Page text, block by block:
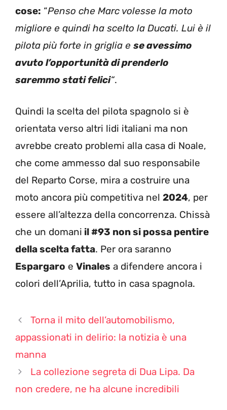
cose: “Penso che Marc volesse la moto
migliore e quindi ha scelto la Ducati. Lui è il
pilota più forte in griglia e se avessimo
avuto l’opportunità di prenderlo
saremmo stati felici“.
Quindi la scelta del pilota spagnolo si è
orientata verso altri lidi italiani ma non
avrebbe creato problemi alla casa di Noale,
che come ammesso dal suo responsabile
del Reparto Corse, mira a costruire una
moto ancora più competitiva nel 2024, per
essere all’altezza della concorrenza. Chissà
che un domani il #93 non si possa pentire
della scelta fatta. Per ora saranno
Espargaro e Vinales a difendere ancora i
colori dell’Aprilia, tutto in casa spagnola.
Torna il mito dell’automobilismo,
appassionati in delirio: la notizia è una
manna
La collezione segreta di Dua Lipa. Da
non credere, ne ha alcune incredibili